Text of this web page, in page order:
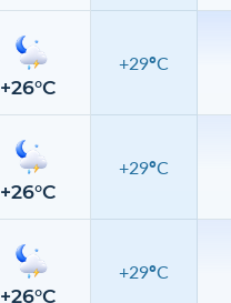
+26°C
+29°C
+26°C
+29°C
+26°C
+29°C